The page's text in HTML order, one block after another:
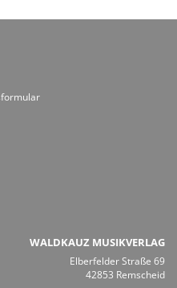
WALDKAUZ MUSIKVERLAG
Elberfelder Straße 69
42853 Remscheid